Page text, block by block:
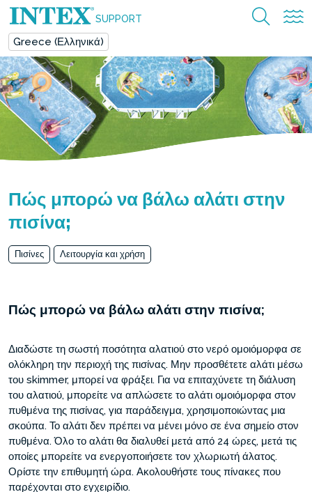
SUPPORT
Greece (Ελληνικά)
Πώς μπορώ να βάλω αλάτι στην
πισίνα;
Πισίνες Λειτουργία και χρήση
Πώς μπορώ να βάλω αλάτι στην πισίνα;
Διαδώστε τη σωστή ποσότητα αλατιού στο νερό ομοιόμορφα σε
ολόκληρη την περιοχή της πισίνας. Μην προσθέτετε αλάτι μέσω
του skimmer, μπορεί να φράξει. Για να επιταχύνετε τη διάλυση
του αλατιού, μπορείτε να απλώσετε το αλάτι ομοιόμορφα στον
πυθμένα της πισίνας, για παράδειγμα, χρησιμοποιώντας μια
σκούπα. Το αλάτι δεν πρέπει να μένει μόνο σε ένα σημείο στον
πυθμένα. Όλο το αλάτι θα διαλυθεί μετά από 24 ώρες, μετά τις
οποίες μπορείτε να ενεργοποιήσετε τον χλωριωτή άλατος.
Ορίστε την επιθυμητή ώρα. Ακολουθήστε τους πίνακες που
παρέχονται στο εγχειρίδιο.